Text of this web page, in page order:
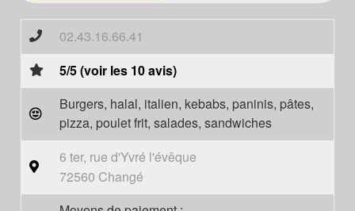
02.43.16.66.41
5/5 (voir les 10 avis)
Burgers, halal, italien, kebabs, paninis, pâtes,
pizza, poulet frit, salades, sandwiches
6 ter, rue d'Yvré l'évêque
72560 Changé